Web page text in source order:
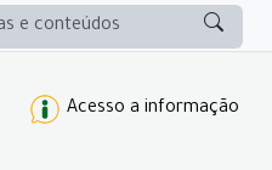
Acesso a informação